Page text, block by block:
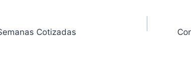
Cotizadas